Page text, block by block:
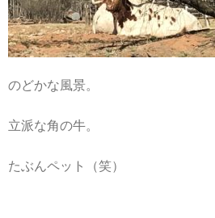
のどかな風景。
立派な角の牛。
たぶんペット（笑）